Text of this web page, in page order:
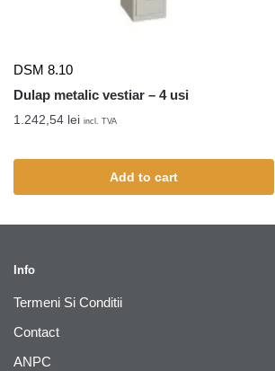
DSM 8.10
Dulap metalic vestiar – 4 usi
1.242,54 lei incl. TVA
Add to cart
Info
Termeni Si Conditii
Contact
ANPC